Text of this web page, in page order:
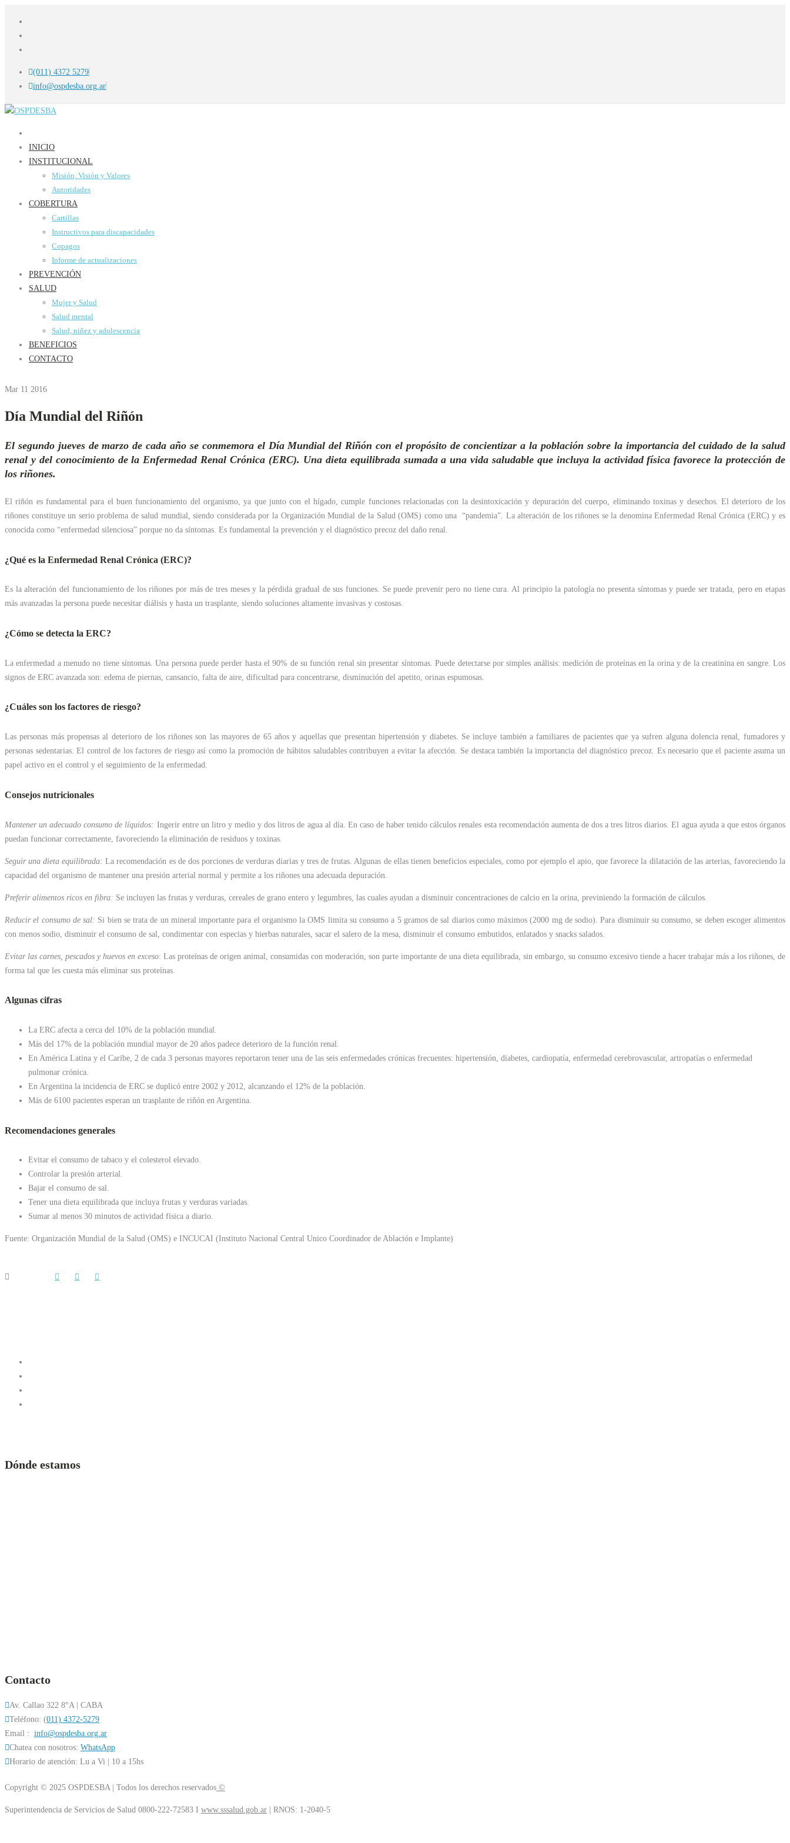
(011) 4372 5279
info@ospdesba.org.ar
INICIO
INSTITUCIONAL
Misión, Visión y Valores
Autoridades
COBERTURA
Cartillas
Instructivos para discapacidades
Copagos
Informe de actualizaciones
PREVENCIÓN
SALUD
Mujer y Salud
Salud mental
Salud, niñez y adolescencia
BENEFICIOS
CONTACTO
Mar 11 2016
Día Mundial del Riñón
El segundo jueves de marzo de cada año se conmemora el Día Mundial del Riñón con el propósito de concientizar a la población sobre la importancia del cuidado de la salud
renal y del conocimiento de la Enfermedad Renal Crónica (ERC). Una dieta equilibrada sumada a una vida saludable que incluya la actividad física favorece la protección de
los riñones.
El riñón es fundamental para el buen funcionamiento del organismo, ya que junto con el hígado, cumple funciones relacionadas con la desintoxicación y depuración del cuerpo, eliminando toxinas y desechos. El deterioro de los
riñones constituye un serio problema de salud mundial, siendo considerada por la Organización Mundial de la Salud (OMS) como una “pandemia”. La alteración de los riñones se la denomina Enfermedad Renal Crónica (ERC) y es
conocida como “enfermedad silenciosa” porque no da síntomas. Es fundamental la prevención y el diagnóstico precoz del daño renal.
¿Qué es la Enfermedad Renal Crónica (ERC)?
Es la alteración del funcionamiento de los riñones por más de tres meses y la pérdida gradual de sus funciones. Se puede prevenir pero no tiene cura. Al principio la patología no presenta síntomas y puede ser tratada, pero en etapas
más avanzadas la persona puede necesitar diálisis y hasta un trasplante, siendo soluciones altamente invasivas y costosas.
¿Cómo se detecta la ERC?
La enfermedad a menudo no tiene síntomas. Una persona puede perder hasta el 90% de su función renal sin presentar síntomas. Puede detectarse por simples análisis: medición de proteínas en la orina y de la creatinina en sangre. Los
signos de ERC avanzada son: edema de piernas, cansancio, falta de aire, dificultad para concentrarse, disminución del apetito, orinas espumosas.
¿Cuáles son los factores de riesgo?
Las personas más propensas al deterioro de los riñones son las mayores de 65 años y aquellas que presentan hipertensión y diabetes. Se incluye también a familiares de pacientes que ya sufren alguna dolencia renal, fumadores y
personas sedentarias. El control de los factores de riesgo así como la promoción de hábitos saludables contribuyen a evitar la afección. Se destaca también la importancia del diagnóstico precoz. Es necesario que el paciente asuma un
papel activo en el control y el seguimiento de la enfermedad.
Consejos nutricionales
Mantener un adecuado consumo de líquidos: Ingerir entre un litro y medio y dos litros de agua al día. En caso de haber tenido cálculos renales esta recomendación aumenta de dos a tres litros diarios. El agua ayuda a que estos órganos
puedan funcionar correctamente, favoreciendo la eliminación de residuos y toxinas.
Seguir una dieta equilibrada: La recomendación es de dos porciones de verduras diarias y tres de frutas. Algunas de ellas tienen beneficios especiales, como por ejemplo el apio, que favorece la dilatación de las arterias, favoreciendo la
capacidad del organismo de mantener una presión arterial normal y permite a los riñones una adecuada depuración.
Preferir alimentos ricos en fibra: Se incluyen las frutas y verduras, cereales de grano entero y legumbres, las cuales ayudan a disminuir concentraciones de calcio en la orina, previniendo la formación de cálculos.
Reducir el consumo de sal: Si bien se trata de un mineral importante para el organismo la OMS limita su consumo a 5 gramos de sal diarios como máximos (2000 mg de sodio). Para disminuir su consumo, se deben escoger alimentos
con menos sodio, disminuir el consumo de sal, condimentar con especias y hierbas naturales, sacar el salero de la mesa, disminuir el consumo embutidos, enlatados y snacks salados.
Evitar las carnes, pescados y huevos en exceso: Las proteínas de origen animal, consumidas con moderación, son parte importante de una dieta equilibrada, sin embargo, su consumo excesivo tiende a hacer trabajar más a los riñones, de
forma tal que les cuesta más eliminar sus proteínas.
Algunas cifras
La ERC afecta a cerca del 10% de la población mundial.
Más del 17% de la población mundial mayor de 20 años padece deterioro de la función renal.
En América Latina y el Caribe, 2 de cada 3 personas mayores reportaron tener una de las seis enfermedades crónicas frecuentes: hipertensión, diabetes, cardiopatía, enfermedad cerebrovascular, artropatías o enfermedad
pulmonar crónica.
En Argentina la incidencia de ERC se duplicó entre 2002 y 2012, alcanzando el 12% de la población.
Más de 6100 pacientes esperan un trasplante de riñón en Argentina.
Recomendaciones generales
Evitar el consumo de tabaco y el colesterol elevado.
Controlar la presión arterial.
Bajar el consumo de sal.
Tener una dieta equilibrada que incluya frutas y verduras variadas.
Sumar al menos 30 minutos de actividad física a diario.
Fuente: Organización Mundial de la Salud (OMS) e INCUCAI (Instituto Nacional Central Unico Coordinador de Ablación e Implante)
Dónde estamos
Contacto
Av. Callao 322 8°A | CABA
Teléfono: (011) 4372-5279
Email : info@ospdesba.org.ar
Chatea con nosotros: WhatsApp
Horario de atención: Lu a Vi | 10 a 15hs
Copyright © 2025 OSPDESBA | Todos los derechos reservados ©
Superintendencia de Servicios de Salud 0800-222-72583 I www.sssalud.gob.ar RNOS: 1-2040-5